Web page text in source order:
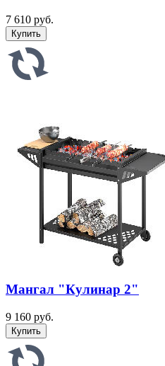
7 610 руб.
Мангал "Кулинар 2"
9 160 руб.